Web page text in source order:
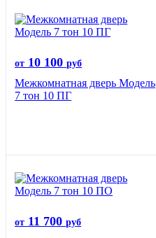
от 10 100 руб
Межкомнатная дверь Модель
7 тон 10 ПГ
от 11 700 руб